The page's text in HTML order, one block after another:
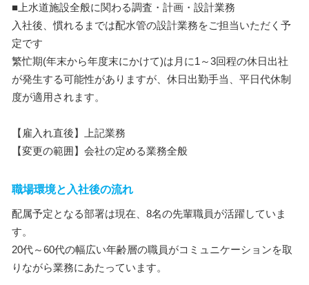
■上水道施設全般に関わる調査・計画・設計業務
入社後、慣れるまでは配水管の設計業務をご担当いただく予
定です
繁忙期(年末から年度末にかけて)は月に1～3回程の休日出社
が発生する可能性がありますが、休日出勤手当、平日代休制
度が適用されます。
【雇入れ直後】上記業務
【変更の範囲】会社の定める業務全般
職場環境と入社後の流れ
配属予定となる部署は現在、8名の先輩職員が活躍していま
す。
20代～60代の幅広い年齢層の職員がコミュニケーションを取
りながら業務にあたっています。